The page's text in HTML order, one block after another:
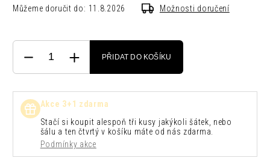
Můžeme doručit do: 11.8.2026 Možnosti doručení
PŘIDAT DO KOŠÍKU
Akce 3+1 zdarma
Stačí si koupit alespoň tři kusy jakýkoli šátek, nebo
šálu a ten čtvrtý v košíku máte od nás zdarma.
Podmínky akce